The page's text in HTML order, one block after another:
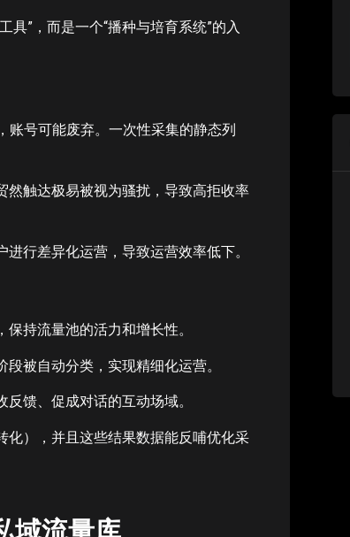
”，而是一个“播种与培育系统”的入
账号可能废弃。一次性采集的静态列
然触达极易被视为骚扰，导致高拒收率
行差异化运营，导致运营效率低下。
持流量池的活力和增长性。
被自动分类，实现精细化运营。
馈、促成对话的互动场域。
化），并且这些结果数据能反哺优化采